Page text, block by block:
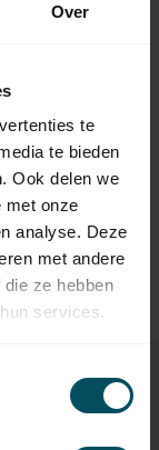
Over
te
te bieden
Ook delen we
met onze
analyse. Deze
met andere
ze hebben
services.
31,95
5,95